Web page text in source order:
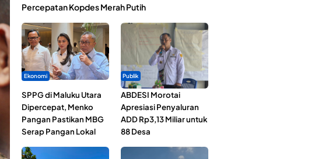
Percepatan Kopdes Merah Putih
Ekonomi
SPPG di Maluku Utara
Dipercepat, Menko
Pangan Pastikan MBG
Serap Pangan Lokal
Publik
ABDESI Morotai
Apresiasi Penyaluran
ADD Rp3,13 Miliar untuk
88 Desa